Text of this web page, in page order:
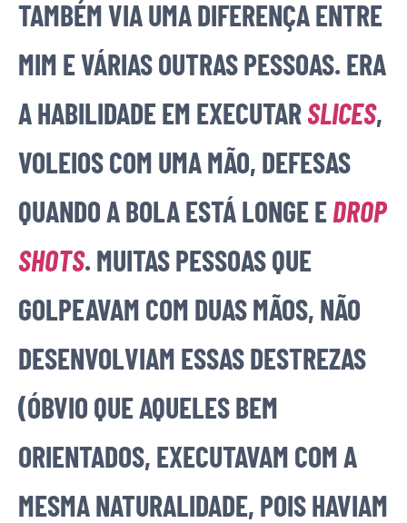
TAMBÉM VIA UMA DIFERENÇA ENTRE
MIM E VÁRIAS OUTRAS PESSOAS. ERA
A HABILIDADE EM EXECUTARSLICES,
VOLEIOS COM UMA MÃO, DEFESAS
QUANDO A BOLA ESTÁ LONGE EDROP
SHOTS. MUITAS PESSOAS QUE
GOLPEAVAM COM DUAS MÃOS, NÃO
DESENVOLVIAM ESSAS DESTREZAS
(ÓBVIO QUE AQUELES BEM
ORIENTADOS, EXECUTAVAM COM A
MESMA NATURALIDADE, POIS HAVIAM